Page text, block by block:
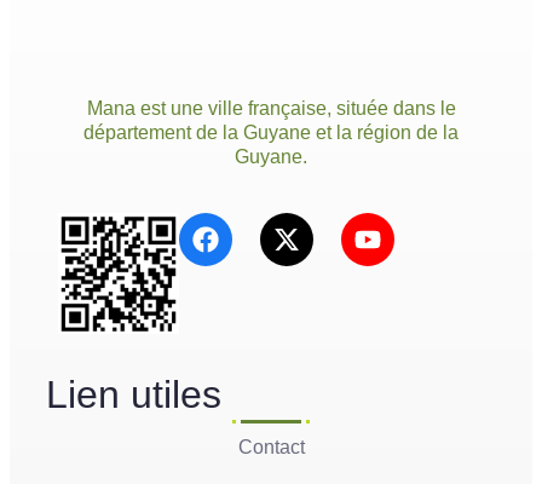
Mana est une ville française, située dans le
département de la Guyane et la région de la
Guyane.
Lien utiles
Contact